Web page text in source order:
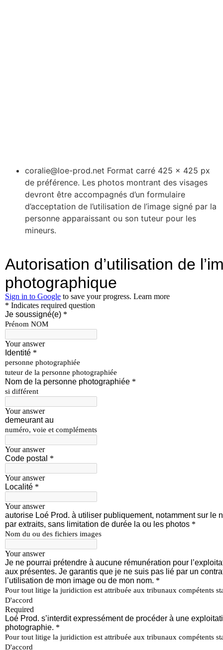
coralie@loe-prod.net Format carré 425 x 425 px
de préférence. Les photos montrant des visages
devront être accompagnés d’un formulaire
d’acceptation de l’utilisation de l’image signé par la
personne apparaissant ou son tuteur pour les
mineurs.